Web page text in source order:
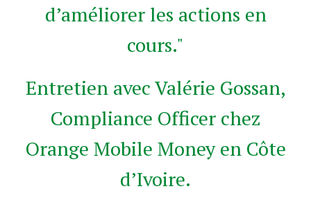
d’améliorer les actions en
cours."
Entretien avec Valérie Gossan,
Compliance Officer chez
Orange Mobile Money en Côte
d’Ivoire.